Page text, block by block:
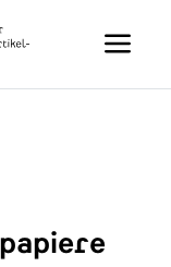
Toggle